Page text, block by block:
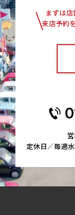
まずは
来店予約
定休日／毎週